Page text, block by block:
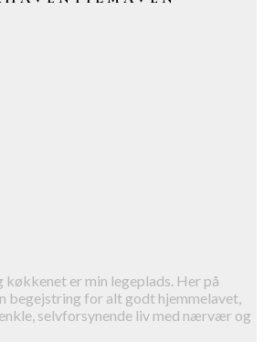
køkkenet er min legeplads. Her på
begejstring for alt godt hjemmelavet,
selvforsynende liv med nærvær og